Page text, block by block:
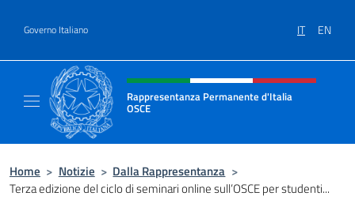
Governo Italiano IT EN
Intestazione sito, social e menù
Rappresentanza Permanente d'Italia
OSCE
Home > Notizie > Dalla Rappresentanza >
Terza edizione del ciclo di seminari online sull’OSCE per studenti...